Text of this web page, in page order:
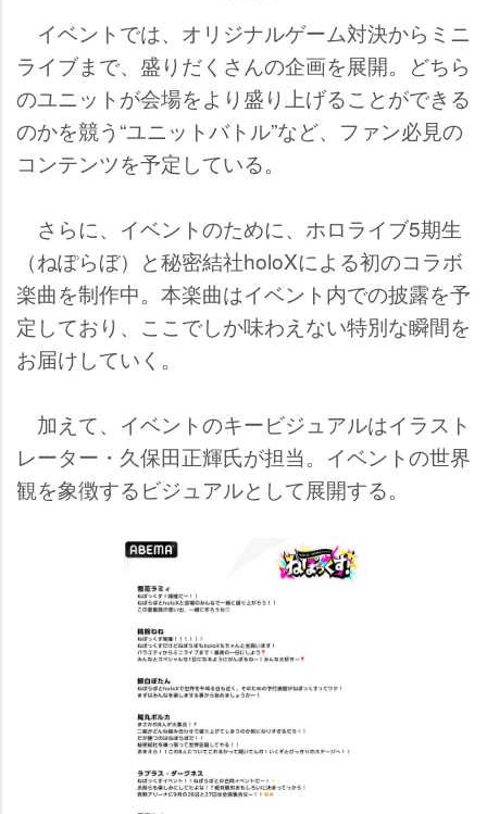
イベントでは、オリジナルゲーム対決からミニ
ライブまで、盛りだくさんの企画を展開。どちら
のユニットが会場をより盛り上げることができる
のかを競う“ユニットバトル”など、ファン必見の
コンテンツを予定している。
さらに、イベントのために、ホロライブ5期生
（ねぽらぼ）と秘密結社holoXによる初のコラボ
楽曲を制作中。本楽曲はイベント内での披露を予
定しており、ここでしか味わえない特別な瞬間を
お届けしていく。
加えて、イベントのキービジュアルはイラスト
レーター・久保田正輝氏が担当。イベントの世界
観を象徴するビジュアルとして展開する。